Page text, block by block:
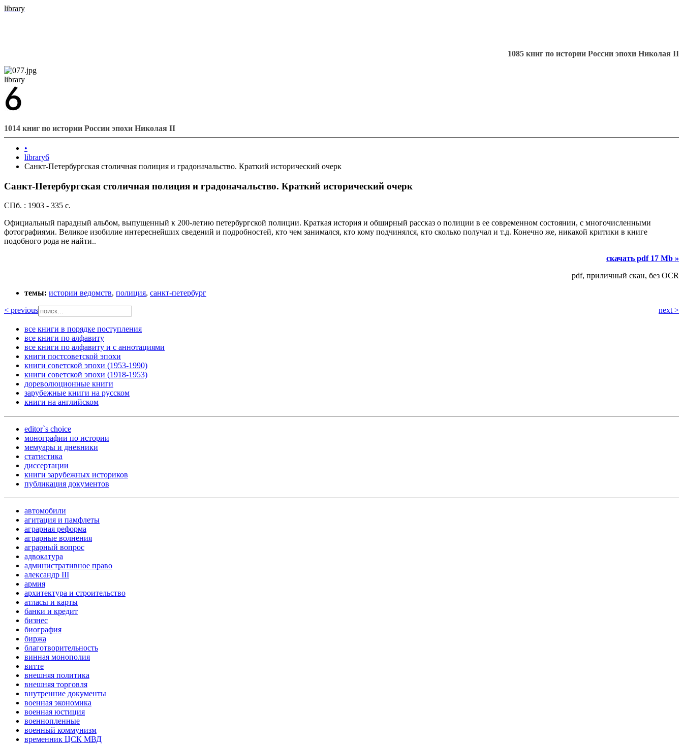
library
1085 книг по истории России эпохи Николая II
library
1014 книг по истории России эпохи Николая II
•
library6
Санкт-Петербургская столичная полиция и градоначальство. Краткий исторический очерк
Санкт-Петербургская столичная полиция и градоначальство. Краткий исторический очерк
СПб. : 1903 - 335 с.
Официальный парадный альбом, выпущенный к 200-летию петербургской полиции. Краткая история и обширный рассказ о полиции в ее современном состоянии, с многочисленными
фотографиями. Великое изобилие интереснейших сведений и подробностей, кто чем занимался, кто кому подчинялся, кто сколько получал и т.д. Конечно же, никакой критики в книге
подобного рода не найти..
скачать pdf 17 Mb »
pdf, приличный скан, без OCR
темы: истории ведомств, полиция, санкт-петербург
< previous
next >
все книги в порядке поступления
все книги по алфавиту
все книги по алфавиту и с аннотациями
книги постсоветской эпохи
книги советской эпохи (1953-1990)
книги советской эпохи (1918-1953)
дореволюционные книги
зарубежные книги на русском
книги на английском
editor`s choice
монографии по истории
мемуары и дневники
статистика
диссертации
книги зарубежных историков
публикация документов
автомобили
агитация и памфлеты
аграрная реформа
аграрные волнения
аграрный вопрос
адвокатура
административное право
александр III
армия
архитектура и строительство
атласы и карты
банки и кредит
бизнес
биография
биржа
благотворительность
винная монополия
витте
внешняя политика
внешняя торговля
внутренние документы
военная экономика
военная юстиция
военнопленные
военный коммунизм
временник ЦСК МВД